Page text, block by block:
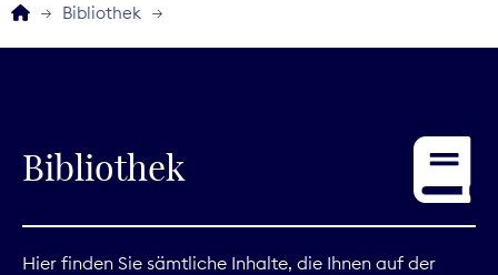
Service
Bibliothek
Bibliothek
Hier finden Sie sämtliche Inhalte, die Ihnen auf der